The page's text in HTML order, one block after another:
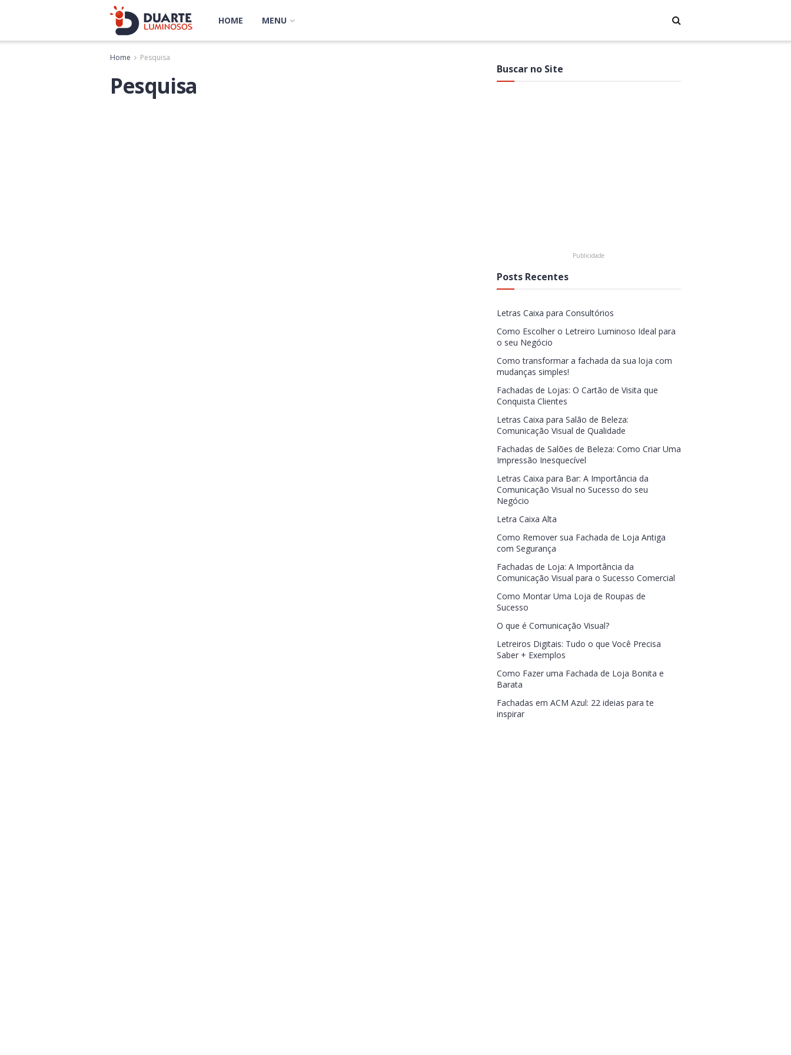
HOME MENU
Home Pesquisa
Pesquisa
Buscar no Site
Posts Recentes
Letras Caixa para Consultórios
Como Escolher o Letreiro Luminoso Ideal para
o seu Negócio
Como transformar a fachada da sua loja com
mudanças simples!
Fachadas de Lojas: O Cartão de Visita que
Conquista Clientes
Letras Caixa para Salão de Beleza:
Comunicação Visual de Qualidade
Fachadas de Salões de Beleza: Como Criar Uma
Impressão Inesquecível
Letras Caixa para Bar: A Importância da
Comunicação Visual no Sucesso do seu
Negócio
Letra Caixa Alta
Como Remover sua Fachada de Loja Antiga
com Segurança
Fachadas de Loja: A Importância da
Comunicação Visual para o Sucesso Comercial
Como Montar Uma Loja de Roupas de
Sucesso
O que é Comunicação Visual?
Letreiros Digitais: Tudo o que Você Precisa
Saber + Exemplos
Como Fazer uma Fachada de Loja Bonita e
Barata
Fachadas em ACM Azul: 22 ideias para te
inspirar